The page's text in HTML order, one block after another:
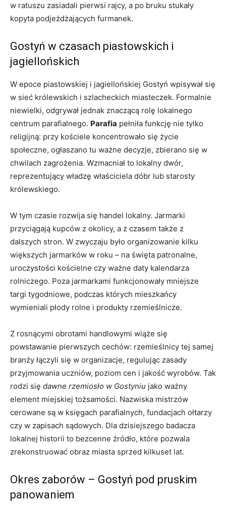
w ratuszu zasiadali pierwsi rajcy, a po bruku stukały
kopyta podjeżdżających furmanek.
Gostyń w czasach piastowskich i
jagiellońskich
W epoce piastowskiej i jagiellońskiej Gostyń wpisywał się
w sieć królewskich i szlacheckich miasteczek. Formalnie
niewielki, odgrywał jednak znaczącą rolę lokalnego
centrum parafialnego. Parafia pełniła funkcję nie tylko
religijną: przy kościele koncentrowało się życie
społeczne, ogłaszano tu ważne decyzje, zbierano się w
chwilach zagrożenia. Wzmacniał to lokalny dwór,
reprezentujący władzę właściciela dóbr lub starosty
królewskiego.
W tym czasie rozwija się handel lokalny. Jarmarki
przyciągają kupców z okolicy, a z czasem także z
dalszych stron. W zwyczaju było organizowanie kilku
większych jarmarków w roku – na święta patronalne,
uroczystości kościelne czy ważne daty kalendarza
rolniczego. Poza jarmarkami funkcjonowały mniejsze
targi tygodniowe, podczas których mieszkańcy
wymieniali płody rolne i produkty rzemieślnicze.
Z rosnącymi obrotami handlowymi wiąże się
powstawanie pierwszych cechów: rzemieślnicy tej samej
branży łączyli się w organizacje, regulując zasady
przyjmowania uczniów, poziom cen i jakość wyrobów. Tak
rodzi się dawne rzemiosło w Gostyniu jako ważny
element miejskiej tożsamości. Nazwiska mistrzów
cerowane są w księgach parafialnych, fundacjach ołtarzy
czy w zapisach sądowych. Dla dzisiejszego badacza
lokalnej historii to bezcenne źródło, które pozwala
zrekonstruować obraz miasta sprzed kilkuset lat.
Okres zaborów – Gostyń pod pruskim
panowaniem